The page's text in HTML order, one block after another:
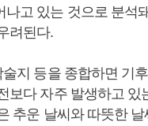
나고 있는 것으로 분석
려된다.
지 등을 종합하면 기
보다 자주 발생하고 있
추운 날씨와 따뜻한